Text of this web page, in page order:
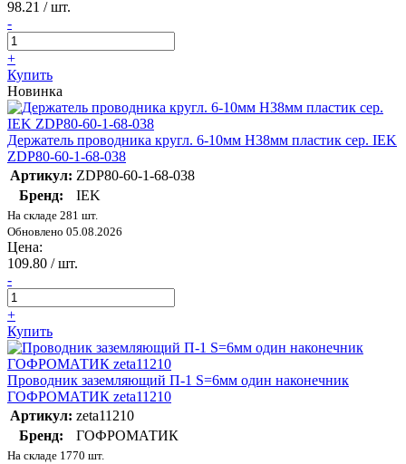
98.21 / шт.
-
+
Купить
Новинка
Держатель проводника кругл. 6-10мм H38мм пластик сер. IEK
ZDP80-60-1-68-038
Артикул: ZDP80-60-1-68-038
Бренд:
IEK
На складе 281 шт.
Обновлено 05.08.2026
Цена:
109.80 / шт.
-
+
Купить
Проводник заземляющий П-1 S=6мм один наконечник
ГОФРОМАТИК zeta11210
Артикул: zeta11210
Бренд:
ГОФРОМАТИК
На складе 1770 шт.